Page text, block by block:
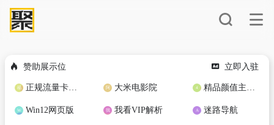
赞助展示位 立即入驻
正规流量卡免费加盟合作 大米电影院 精品颜值主播定制
Win12网页版 我看VIP解析 迷路导航